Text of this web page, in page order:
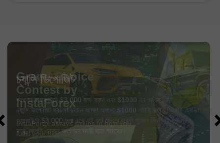
চ্যান্সি ডিপোজিট
আপনার অ্যাকাউন্টে $3,000 জমা করুন এবং $1000 এর অধিক নিন!
চ্যান্সি ডিপোজিট প্রচারাভিযানে আমরা অগাস্ট $1000 লটারি করেছি! একটি ট্রেডিং
অ্যাকাউন্টে $3,000 জমা করে এই অর্থ জেতার একটি সুযোগ নিন! এই শর্ত পূরণ
করে, আপনি একজন অংশগ্রহণকারী হতে পারবেন।